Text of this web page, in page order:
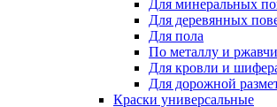
Для минеральных
Для деревянных
Для пола
По металлу и
Для кровли и
Для дорожной
Краски универсальные